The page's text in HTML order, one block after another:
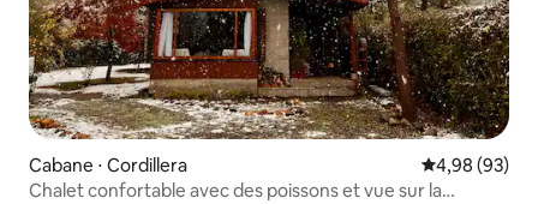
Cabane ⋅ Cordillera Évaluation
4,98 (93)
Chalet confortable avec des poissons et vue sur la